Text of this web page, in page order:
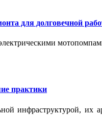
для долговечной
практики
инфраструктурой,